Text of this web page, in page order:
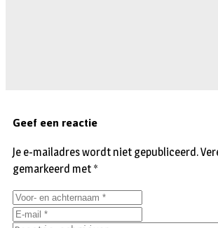
Geef een reactie
Je e-mailadres wordt niet gepubliceerd.
gemarkeerd met *